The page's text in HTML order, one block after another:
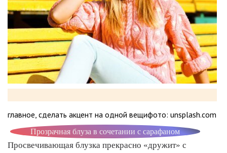
главное, сделать акцент на одной вещифото: unsplash.com
Прозрачная блуза в сочетании с сарафаном
Просвечивающая блузка прекрасно «дружит» с